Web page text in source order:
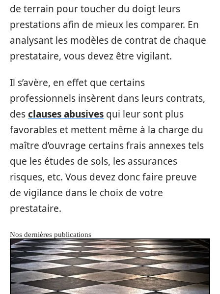
de terrain pour toucher du doigt leurs
prestations afin de mieux les comparer. En
analysant les modèles de contrat de chaque
prestataire, vous devez être vigilant.
Il s’avère, en effet que certains
professionnels insèrent dans leurs contrats,
desclauses abusives qui leur sont plus
favorables et mettent même à la charge du
maître d’ouvrage certains frais annexes tels
que les études de sols, les assurances
risques, etc. Vous devez donc faire preuve
de vigilance dans le choix de votre
prestataire.
Nos dernières publications